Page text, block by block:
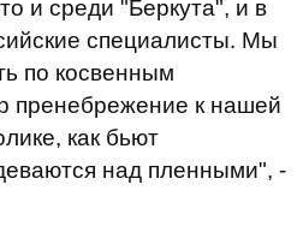
и среди "Беркута", и в
специалисты. Мы
по косвенным
пренебрежение к нашей
как бьют
над пленными", -